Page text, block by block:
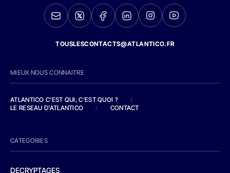
TOUSLESCONTACTS@ATLANTICO.FR
MIEUX NOUS CONNAITRE
ATLANTICO C'EST QUI, C'EST QUOI ?
/
LE RESEAU D'ATLANTICO
/ CONTACT
CATEGORIES
DECRYPTAGES